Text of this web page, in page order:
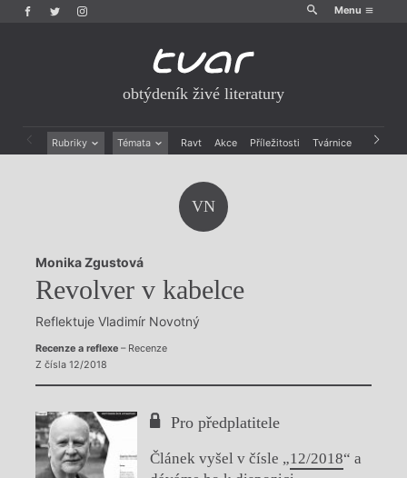
Menu
obtýdeník živé literatury
Rubriky Témata Ravt Akce Příležitosti Tvárnice Archiv
Rozhovory
Dokument
Výroční ceny
VN
Monika Zgustová
Revolver v kabelce
Reflektuje Vladimír Novotný
Recenze a reflexe– Recenze
Z čísla 12/2018
Pro předplatitele
Článek vyšel v čísle „12/2018“ a